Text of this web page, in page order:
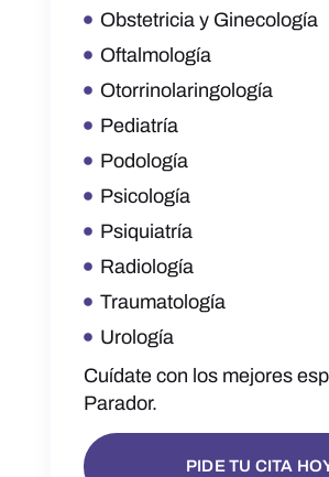
Obstetricia y Ginecología
Oftalmología
Otorrinolaringología
Pediatría
Podología
Psicología
Psiquiatría
Radiología
Traumatología
Urología
Cuídate con los mejores
Parador.
PIDE TU CITA